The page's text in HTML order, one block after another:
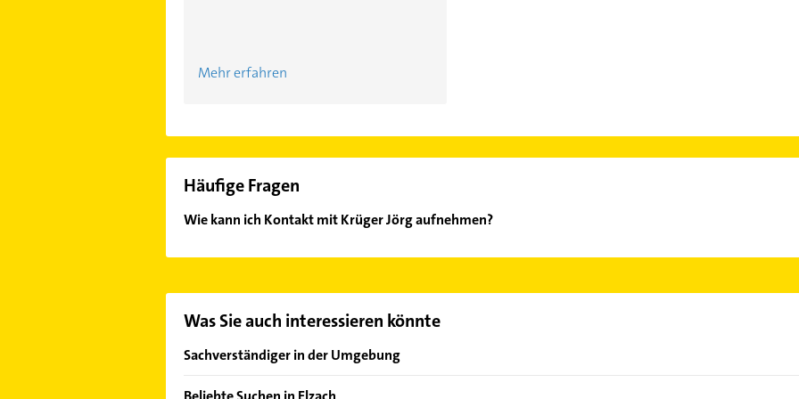
Mehr erfahren
Häufige Fragen
Wie kann ich Kontakt mit Krüger Jörg aufnehmen?
Was Sie auch interessieren könnte
Sachverständiger in der Umgebung
Freiamt